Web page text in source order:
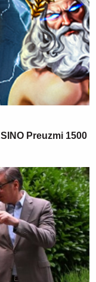
Preuzmi 1500